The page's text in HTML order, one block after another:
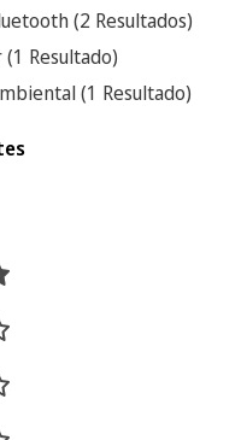
(2 Resultados)
(1 Resultado)
(1 Resultado)